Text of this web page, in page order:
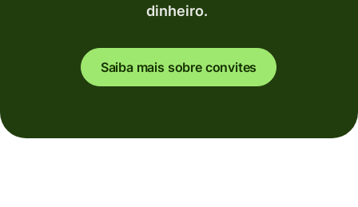
dinheiro.
Saiba mais sobre convites